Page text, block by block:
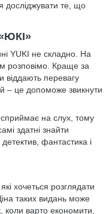
досліджувати те, що
YUKI не складно. На
розповімо. Краще за
віддають перевагу
– це допоможе звикнути
на слух, тому
здатні знайти
фантастика і
хочеться розглядати
таких видань може
коли варто економити,